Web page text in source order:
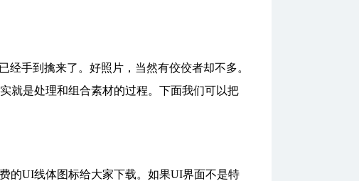
手到擒来了。好照片，当然有佼佼者却不多。
就是处理和组合素材的过程。下面我们可以把
UI线体图标给大家下载。如果UI界面不是特